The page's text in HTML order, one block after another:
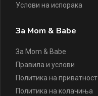
Услови на испорака
За Mom & Babe
За Mom & Babe
Правила и услови
Политика на приватност
Политика на колачиња